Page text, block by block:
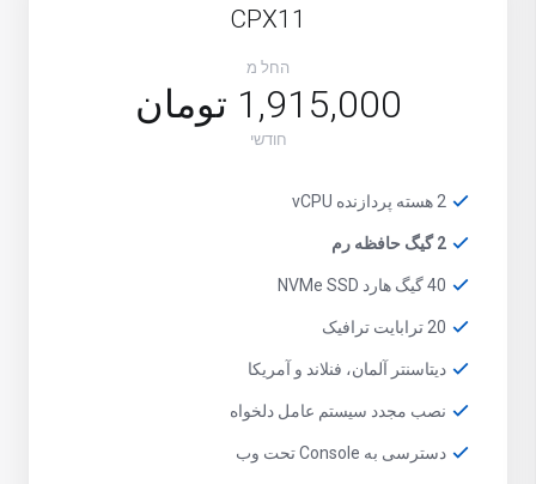
CPX11
החל מ
1,915,000 تومان
חודשי
2 هسته پردازنده vCPU
2 گیگ حافظه رم
40 گیگ هارد NVMe SSD
20 ترابایت ترافیک
دیتاسنتر آلمان، فنلاند و آمریکا
نصب مجدد سیستم عامل دلخواه
دسترسی به Console تحت وب